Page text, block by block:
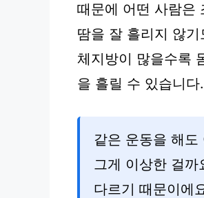
때문에 어떤 사람은
땀을 잘 흘리지 않
체지방이 많을수록
을 흘릴 수 있습니다.
같은 운동을 해
그게 이상한 걸까
다르기 때문이에